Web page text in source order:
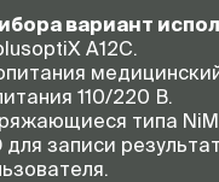
вариант
A12C.
110/220 В.
типа
для записи